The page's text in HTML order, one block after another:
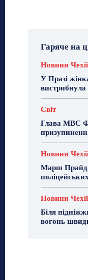
Гаряче на
Новини Чехії
У Празі
вистрибнула
Світ
Глава МВС
Новини Чехії
Марш Прайд
Новини Чехії
Біля
вогонь